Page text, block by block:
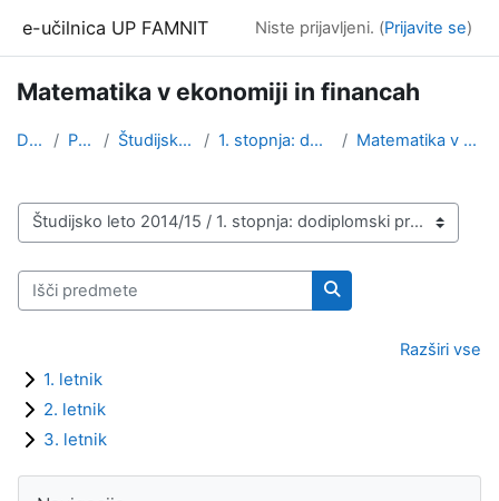
e-učilnica UP FAMNIT Niste prijavljeni. (Prijavite se)
Matematika v ekonomiji in financah
Domov Predmeti Študijsko leto 2014/15 1. stopnja: dodiplomski program Matematika v ekonomiji in financah
Kategorije predmetov
Išči predmete
Išči predmete
Razširi vse
1. letnik
2. letnik
3. letnik
Bloki